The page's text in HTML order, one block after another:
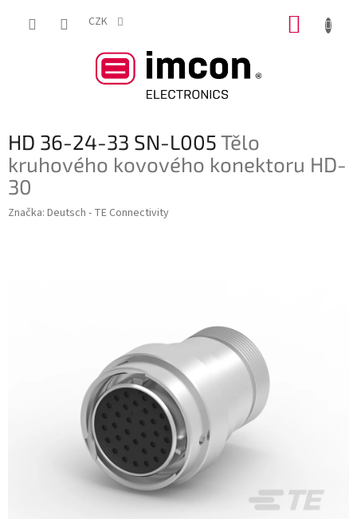
CZK
HD 36-24-33 SN-L005Tělo
kruhového kovového konektoru HD-
30
Značka: Deutsch - TE Connectivity